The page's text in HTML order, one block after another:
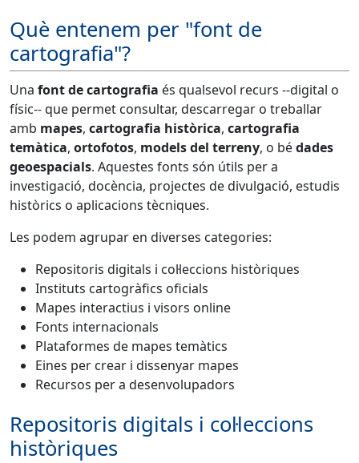
Què entenem per "font de
cartografia"?
Una font de cartografia és qualsevol recurs --digital o
físic-- que permet consultar, descarregar o treballar
amb mapes, cartografia històrica, cartografia
temàtica, ortofotos, models del terreny, o bédades
geoespacials. Aquestes fonts són útils per a
investigació, docència, projectes de divulgació, estudis
històrics o aplicacions tècniques.
Les podem agrupar en diverses categories:
Repositoris digitals i col·leccions històriques
Instituts cartogràfics oficials
Mapes interactius i visors online
Fonts internacionals
Plataformes de mapes temàtics
Eines per crear i dissenyar mapes
Recursos per a desenvolupadors
Repositoris digitals i col·leccions
històriques